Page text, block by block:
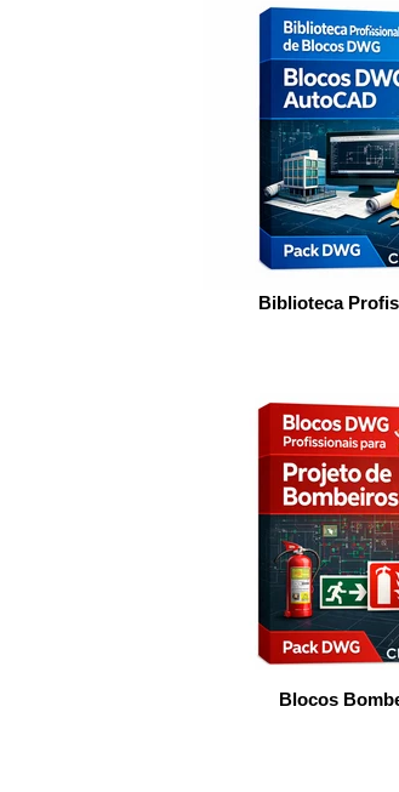
Biblioteca
Blocos